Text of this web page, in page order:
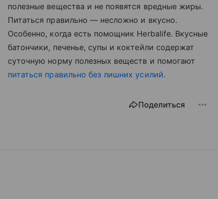
полезные вещества и не появятся вредные жиры.
Питаться правильно — несложно и вкусно.
Особенно, когда есть помощник Herbalife. Вкусные
батончики, печенье, супы и коктейли содержат
суточную норму полезных веществ и помогают
питаться правильно без лишних усилий.
Поделиться